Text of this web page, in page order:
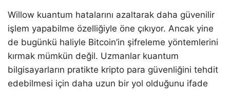
Willow kuantum hatalarını azaltarak daha güvenilir
işlem yapabilme özelliğiyle öne çıkıyor. Ancak yine
de bugünkü haliyle Bitcoin’in şifreleme yöntemlerini
kırmak mümkün değil. Uzmanlar kuantum
bilgisayarların pratikte kripto para güvenliğini tehdit
edebilmesi için daha uzun bir yol olduğunu ifade